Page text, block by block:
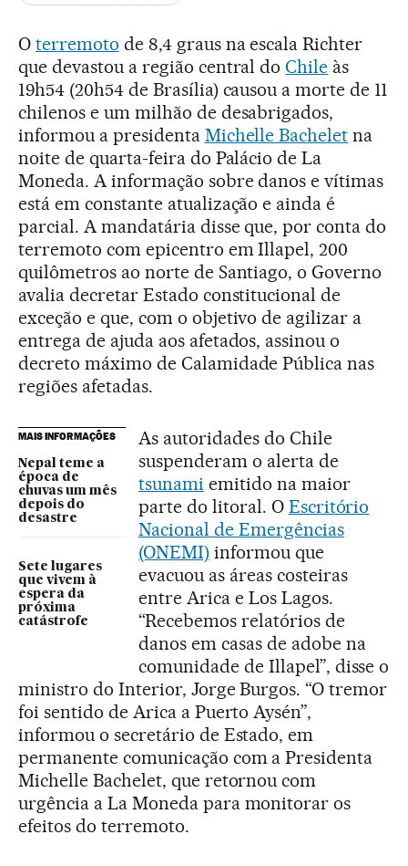
O terremoto de 8,4 graus na escala Richter
que devastou a região central doChile às
19h54 (20h54 de Brasília) causou a morte de 11
chilenos e um milhão de desabrigados,
informou a presidenta Michelle Bachelet na
noite de quarta-feira do Palácio de La
Moneda. A informação sobre danos e vítimas
está em constante atualização e ainda é
parcial. A mandatária disse que, por conta do
terremoto com epicentro em Illapel, 200
quilômetros ao norte de Santiago, o Governo
avalia decretar Estado constitucional de
exceção e que, com o objetivo de agilizar a
entrega de ajuda aos afetados, assinou o
decreto máximo de Calamidade Pública nas
regiões afetadas.
MAIS INFORMAÇÕES
Nepal teme a
época de
chuvas um mês
depois do
desastre
Sete lugares
que vivem à
espera da
próxima
catástrofe
As autoridades do Chile
suspenderam o alerta de
tsunami emitido na maior
parte do litoral. O Escritório
Nacional de Emergências
(ONEMI) informou que
evacuou as áreas costeiras
entre Arica e Los Lagos.
“Recebemos relatórios de
danos em casas de adobe na
comunidade de Illapel”, disse o
ministro do Interior, Jorge Burgos. “O tremor
foi sentido de Arica a Puerto Aysén”,
informou o secretário de Estado, em
permanente comunicação com a Presidenta
Michelle Bachelet, que retornou com
urgência a La Moneda para monitorar os
efeitos do terremoto.